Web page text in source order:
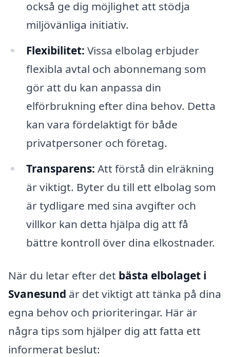
också ge dig möjlighet att stödja
miljövänliga initiativ.
Flexibilitet: Vissa elbolag erbjuder
flexibla avtal och abonnemang som
gör att du kan anpassa din
elförbrukning efter dina behov. Detta
kan vara fördelaktigt för både
privatpersoner och företag.
Transparens: Att förstå din elräkning
är viktigt. Byter du till ett elbolag som
är tydligare med sina avgifter och
villkor kan detta hjälpa dig att få
bättre kontroll över dina elkostnader.
När du letar efter det bästa elbolaget i
Svanesund är det viktigt att tänka på dina
egna behov och prioriteringar. Här är
några tips som hjälper dig att fatta ett
informerat beslut: